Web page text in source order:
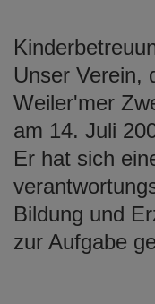
Unser Verein,
Weiler'mer
am 14. Juli
Er hat sich
Bildung und
zur Aufgabe